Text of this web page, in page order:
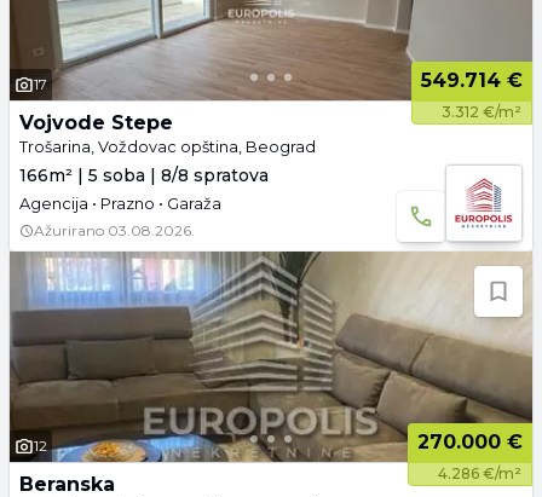
17 549.714 €
3.312 €/m²
Vojvode Stepe
Trošarina, Voždovac opština, Beograd
166m² | 5 soba | 8/8 spratova
Agencija • Prazno • Garaža
Ažurirano 03.08.2026.
12 270.000 €
4.286 €/m²
Beranska